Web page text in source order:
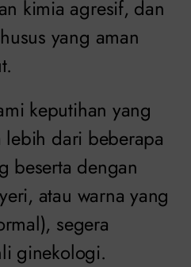
kimia agresif, dan
yang aman
keputihan yang
lebih dari beberapa
beserta dengan
atau warna yang
segera
ginekologi.